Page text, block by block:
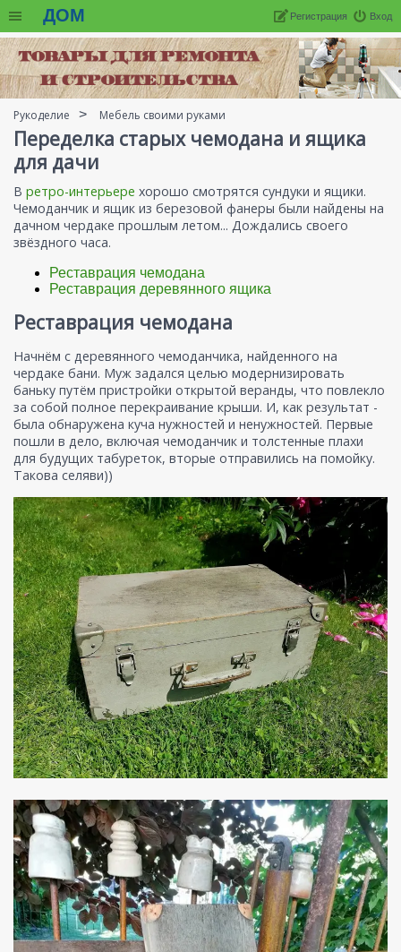
ДОМ Вход
Регистрация
Рукоделие Мебель своими руками
Переделка старых чемодана и ящика
для дачи
В ретро-интерьере хорошо смотрятся сундуки и ящики.
Чемоданчик и ящик из березовой фанеры были найдены на
дачном чердаке прошлым летом... Дождались своего
звёздного часа.
Реставрация чемодана
Реставрация деревянного ящика
Реставрация чемодана
Начнём с деревянного чемоданчика, найденного на
чердаке бани. Муж задался целью модернизировать
баньку путём пристройки открытой веранды, что повлекло
за собой полное перекраивание крыши. И, как результат -
была обнаружена куча нужностей и ненужностей. Первые
пошли в дело, включая чемоданчик и толстенные плахи
для будущих табуреток, вторые отправились на помойку.
Такова селяви))